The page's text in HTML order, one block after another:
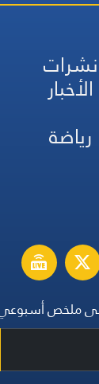
نشرات
الأخبار
رياضة
ملخص